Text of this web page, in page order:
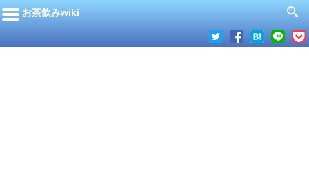
お茶飲みwiki